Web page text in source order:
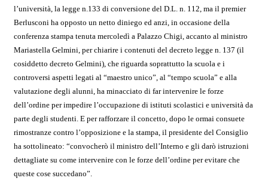
l’università, la legge n.133 di conversione del D.L. n. 112, ma il premier
Berlusconi ha opposto un netto diniego ed anzi, in occasione della
conferenza stampa tenuta mercoledì a Palazzo Chigi, accanto al ministro
Mariastella Gelmini, per chiarire i contenuti del decreto legge n. 137 (il
cosiddetto decreto Gelmini), che riguarda soprattutto la scuola e i
controversi aspetti legati al “maestro unico”, al “tempo scuola” e alla
valutazione degli alunni, ha minacciato di far intervenire le forze
dell’ordine per impedire l’occupazione di istituti scolastici e università da
parte degli studenti. E per rafforzare il concetto, dopo le ormai consuete
rimostranze contro l’opposizione e la stampa, il presidente del Consiglio
ha sottolineato: “convocherò il ministro dell’Interno e gli darò istruzioni
dettagliate su come intervenire con le forze dell’ordine per evitare che
queste cose succedano”.